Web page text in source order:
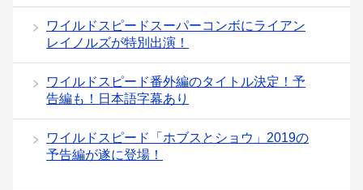
ワイルドスピードスーパーコンボにライアン
レイノルズが特別出演！
ワイルドスピード番外編のタイトル決定！予
告編も！日本語字幕あり
ワイルドスピード「ホブスとショウ」2019の
予告編が遂に登場！